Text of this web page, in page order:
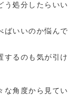
う処分したらいい
ばいいのか悩んで
するのも気が引け
な角度から見てい